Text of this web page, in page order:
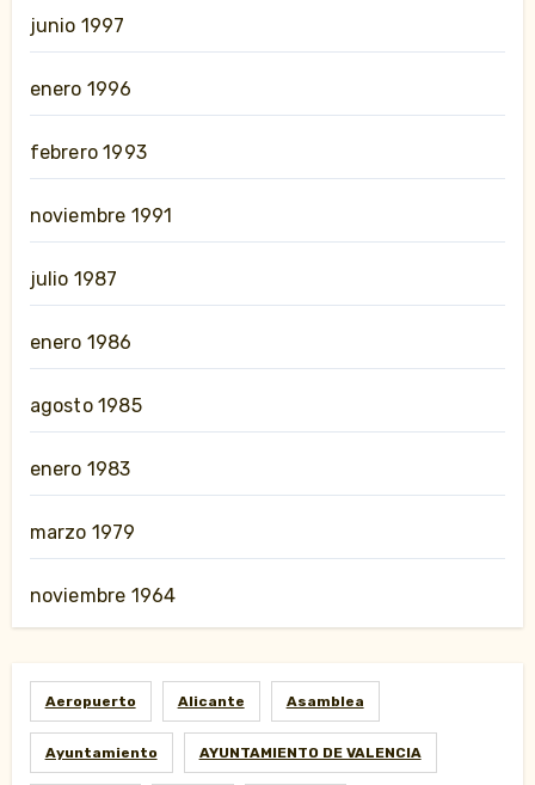
junio 1997
enero 1996
febrero 1993
noviembre 1991
julio 1987
enero 1986
agosto 1985
enero 1983
marzo 1979
noviembre 1964
Aeropuerto Alicante Asamblea
Ayuntamiento AYUNTAMIENTO DE VALENCIA